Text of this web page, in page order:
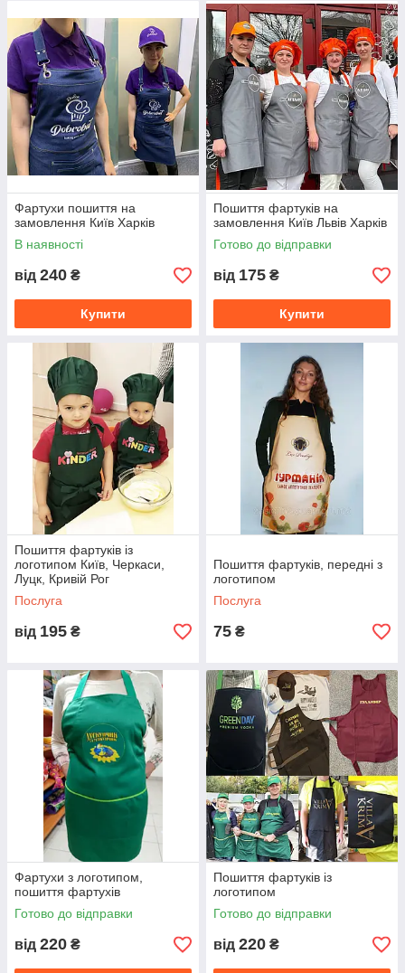
Фартухи пошиття на
замовлення Київ Харків
В наявності
від 240 ₴
Купити
Пошиття фартуків на
замовлення Київ Львів Харків
Готово до відправки
від 175 ₴
Купити
Пошиття фартуків із
логотипом Київ, Черкаси,
Луцк, Кривій Рог
Послуга
від 195 ₴
Пошиття фартуків, передні з
логотипом
Послуга
75 ₴
Фартухи з логотипом,
пошиття фартухів
Готово до відправки
від 220 ₴
Пошиття фартуків із
логотипом
Готово до відправки
від 220 ₴